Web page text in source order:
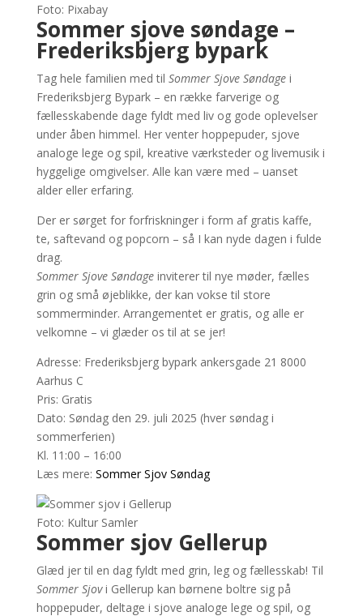
Foto: Pixabay
Sommer sjove søndage –
Frederiksbjerg bypark
Tag hele familien med til Sommer Sjove Søndagei
Frederiksbjerg Bypark – en række farverige og
fællesskabende dage fyldt med liv og gode oplevelser
under åben himmel. Her venter hoppepuder, sjove
analoge lege og spil, kreative værksteder og livemusik i
hyggelige omgivelser. Alle kan være med – uanset
alder eller erfaring.
Der er sørget for forfriskninger i form af gratis kaffe,
te, saftevand og popcorn – så I kan nyde dagen i fulde
drag.
Sommer Sjove Søndageinviterer til nye møder, fælles
grin og små øjeblikke, der kan vokse til store
sommerminder. Arrangementet er gratis, og alle er
velkomne – vi glæder os til at se jer!
Adresse: Frederiksbjerg bypark ankersgade 21 8000
Aarhus C
Pris: Gratis
Dato: Søndag den 29. juli 2025 (hver søndag i
sommerferien)
Kl. 11:00 – 16:00
Læs mere: Sommer Sjov Søndag
Foto: Kultur Samler
Sommer sjov Gellerup
Glæd jer til en dag fyldt med grin, leg og fællesskab! Til
Sommer Sjovi Gellerup kan børnene boltre sig på
hoppepuder, deltage i sjove analoge lege og spil, og